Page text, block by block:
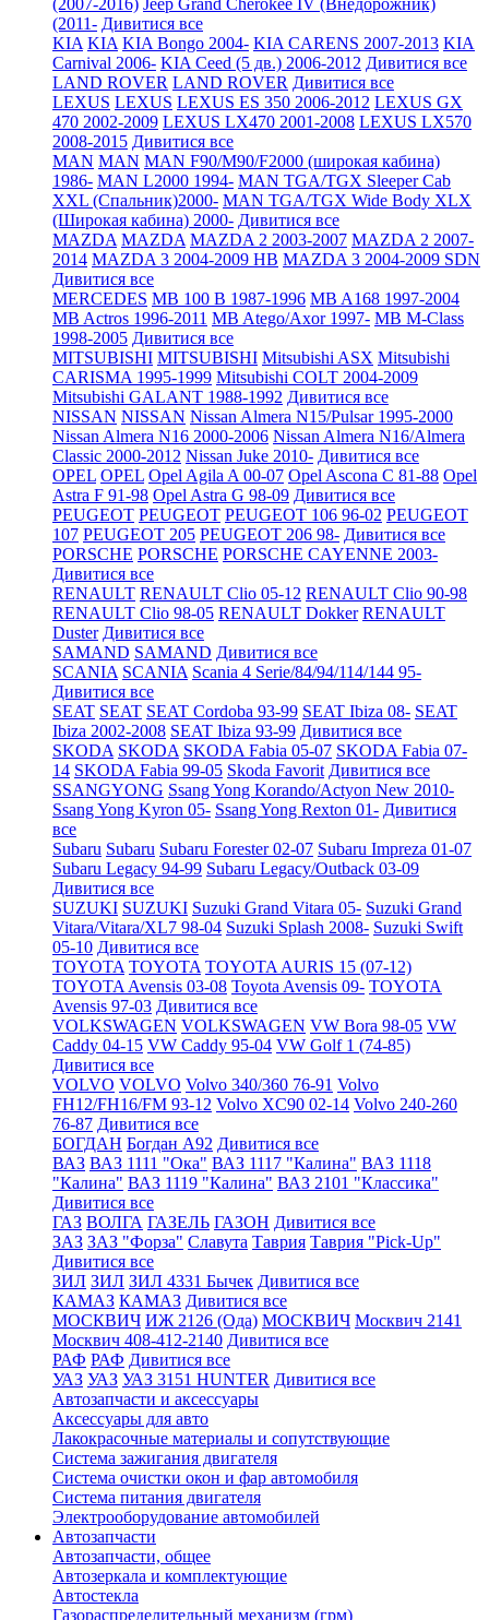
(2007-2016) Jeep Grand Cherokee IV (Внедорожник)
(2011- Дивитися все
KIA KIA KIA Bongo 2004- KIA CARENS 2007-2013 KIA
Carnival 2006- KIA Ceed (5 дв.) 2006-2012 Дивитися все
LAND ROVER LAND ROVER Дивитися все
LEXUS LEXUS LEXUS ES 350 2006-2012 LEXUS GX
470 2002-2009 LEXUS LX470 2001-2008 LEXUS LX570
2008-2015 Дивитися все
MAN MAN MAN F90/M90/F2000 (широкая кабина)
1986- MAN L2000 1994- MAN TGA/TGX Sleeper Cab
XXL (Спальник)2000- MAN TGA/TGX Wide Body XLX
(Широкая кабина) 2000- Дивитися все
MAZDA MAZDA MAZDA 2 2003-2007 MAZDA 2 2007-
2014 MAZDA 3 2004-2009 HB MAZDA 3 2004-2009 SDN
Дивитися все
MERCEDES MB 100 B 1987-1996 MB A168 1997-2004
MB Actros 1996-2011 MB Atego/Axor 1997- MB M-Class
1998-2005 Дивитися все
MITSUBISHI MITSUBISHI Mitsubishi ASX Mitsubishi
CARISMA 1995-1999 Mitsubishi COLT 2004-2009
Mitsubishi GALANT 1988-1992 Дивитися все
NISSAN NISSAN Nissan Almera N15/Pulsar 1995-2000
Nissan Almera N16 2000-2006 Nissan Almera N16/Almera
Classic 2000-2012 Nissan Juke 2010- Дивитися все
OPEL OPEL Opel Agila A 00-07 Opel Ascona C 81-88 Opel
Astra F 91-98 Opel Astra G 98-09 Дивитися все
PEUGEOT PEUGEOT PEUGEOT 106 96-02 PEUGEOT
107 PEUGEOT 205 PEUGEOT 206 98- Дивитися все
PORSCHE PORSCHE PORSCHE CAYENNE 2003-
Дивитися все
RENAULT RENAULT Clio 05-12 RENAULT Clio 90-98
RENAULT Clio 98-05 RENAULT Dokker RENAULT
Duster Дивитися все
SAMAND SAMAND Дивитися все
SCANIA SCANIA Scania 4 Serie/84/94/114/144 95-
Дивитися все
SEAT SEAT SEAT Cordoba 93-99 SEAT Ibiza 08- SEAT
Ibiza 2002-2008 SEAT Ibiza 93-99 Дивитися все
SKODA SKODA SKODA Fabia 05-07 SKODA Fabia 07-
14 SKODA Fabia 99-05 Skoda Favorit Дивитися все
SSANGYONG Ssang Yong Korando/Actyon New 2010-
Ssang Yong Kyron 05- Ssang Yong Rexton 01- Дивитися
все
Subaru Subaru Subaru Forester 02-07 Subaru Impreza 01-07
Subaru Legacy 94-99 Subaru Legacy/Outback 03-09
Дивитися все
SUZUKI SUZUKI Suzuki Grand Vitara 05- Suzuki Grand
Vitara/Vitara/XL7 98-04 Suzuki Splash 2008- Suzuki Swift
05-10 Дивитися все
TOYOTA TOYOTA TOYOTA AURIS 15 (07-12)
TOYOTA Avensis 03-08 Toyota Avensis 09- TOYOTA
Avensis 97-03 Дивитися все
VOLKSWAGEN VOLKSWAGEN VW Bora 98-05 VW
Caddy 04-15 VW Caddy 95-04 VW Golf 1 (74-85)
Дивитися все
VOLVO VOLVO Volvo 340/360 76-91 Volvo
FH12/FH16/FM 93-12 Volvo XC90 02-14 Volvo 240-260
76-87 Дивитися все
БОГДАН Богдан А92 Дивитися все
ВАЗ ВАЗ 1111 "Ока" ВАЗ 1117 "Калина" ВАЗ 1118
"Калина" ВАЗ 1119 "Калина" ВАЗ 2101 "Классика"
Дивитися все
ГАЗ ВОЛГА ГАЗЕЛЬ ГАЗОН Дивитися все
ЗАЗ ЗАЗ "Форза" Славута Таврия Таврия "Pick-Up"
Дивитися все
ЗИЛ ЗИЛ ЗИЛ 4331 Бычек Дивитися все
КАМАЗ КАМАЗ Дивитися все
МОСКВИЧ ИЖ 2126 (Ода) МОСКВИЧ Москвич 2141
Москвич 408-412-2140 Дивитися все
РАФ РАФ Дивитися все
УАЗ УАЗ УАЗ 3151 HUNTER Дивитися все
Автозапчасти и аксессуары
Аксессуары для авто
Лакокрасочные материалы и сопутствующие
Система зажигания двигателя
Система очистки окон и фар автомобиля
Система питания двигателя
Электрооборудование автомобилей
Автозапчасти
Автозапчасти, общее
Автозеркала и комплектующие
Автостекла
Газораспределительный механизм (грм)